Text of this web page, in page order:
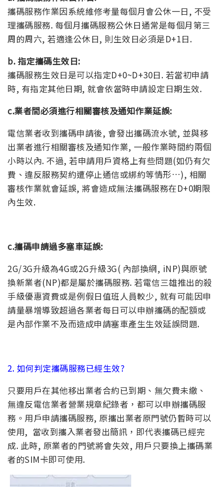
攜碼服務作業因系統維修考量每個月會公休一日, 不受
理攜碼服務. 每個月攜碼服務公休日通常是每個月第三
周的周六, 若適逢公休日, 則生效日必須是D+1日.
b. 指定攜碼生效日:
攜碼服務生效日是可以指定D+0~D+30日. 若當初申請
時, 有指定其他日期, 就會依當時申請設定日期生效.
c.業者間必須進行相關審核及通知作業延誤:
電信業者收到攜碼申請後, 會發出攜碼流水號, 並與移
出業者進行相關審核及通知作業, 一般作業時間約兩個
小時以內. 不過, 若申請用戶資格上有些問題(如仍有欠
費、違反服務契約遭停止通信或綁約等情形…), 相關
審核作業就會延誤, 將會造成無法攜碼服務在D+0期限
內生效.
c.攜碼申請過多塞車延誤:
2G/3G升級為4G或2G升級3G( 內部換網, iNP)與原號
換新業者(NP)都是屬於攜碼服務. 若電信三雄推出的殺
手級優惠資費或是例假日值班人員較少, 就有可能因申
請量暴增導致超過各業者每日可以申辦攜碼的配額或
是內部作業不及而造成申請塞車產生生效延誤問題.
2. 如何判定攜碼服務已經生效?
只要用戶在其他移出業者合約已到期、無欠費未繳、
無違反電信業者營業規章紀錄者，都可以申辦攜碼服
務。用戶申請攜碼服務, 原攜出業者原門號仍暫時可以
使用, 當收到攜入業者發出簡訊，即代表攜碼已經完
成. 此時, 原業者的門號將會失效, 用戶只要換上攜碼業
者的SIM卡即可使用.